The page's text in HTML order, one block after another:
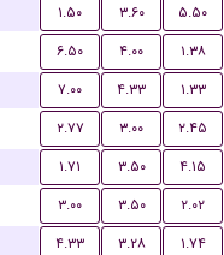
۱.۵۰ ۳.۶۰
۵.۵۰
۶.۵۰ ۴.۰۰
۱.۳۸
۷.۰۰ ۴.۳۳
۱.۳۳
۲.۷۷ ۳.۰۰
۲.۴۵
۱.۷۱ ۳.۵۰
۴.۱۵
۳.۰۰ ۳.۵۰
۲.۰۲
۴.۳۳ ۳.۲۸ ۱.۷۴